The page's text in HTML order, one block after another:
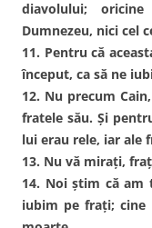
diavolului;
Dumnezeu, nici cel
11. Pentru că
început, ca să ne
12. Nu precum
fratele său. Şi
lui erau rele, iar ale
13. Nu vă miraţi,
14. Noi ştim că
iubim pe fraţi; cine